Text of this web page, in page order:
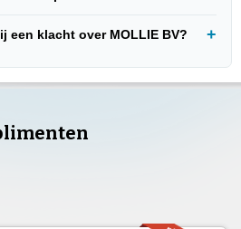
een klacht over MOLLIE BV?